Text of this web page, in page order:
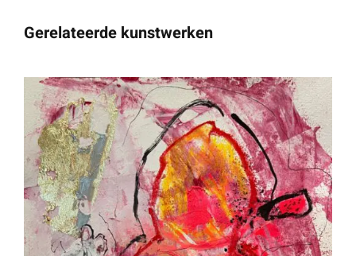
Gerelateerde kunstwerken